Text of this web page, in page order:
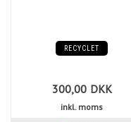
RECYCLET
300,00 DKK
inkl. moms